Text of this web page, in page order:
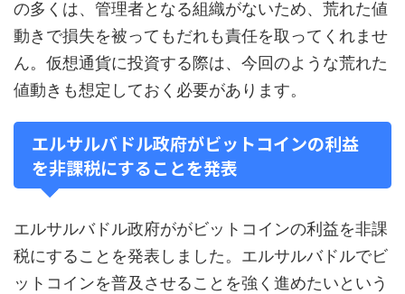
の多くは、管理者となる組織がないため、荒れた値
動きで損失を被ってもだれも責任を取ってくれませ
ん。仮想通貨に投資する際は、今回のような荒れた
値動きも想定しておく必要があります。
エルサルバドル政府がビットコインの利益
を非課税にすることを発表
エルサルバドル政府ががビットコインの利益を非課
税にすることを発表しました。エルサルバドルでビ
ットコインを普及させることを強く進めたいという